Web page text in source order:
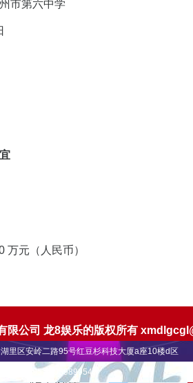
市第六中学
万元（人民币）
限公司 龙8娱乐的版权所有
区安岭二路95号红豆杉科技大厦a座10楼d区
5900695 18059899545